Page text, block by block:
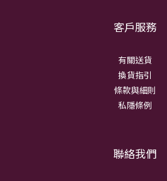
客戶服務
有關送貨
換貨指引
條款與細則
私隱條例
聯絡我們